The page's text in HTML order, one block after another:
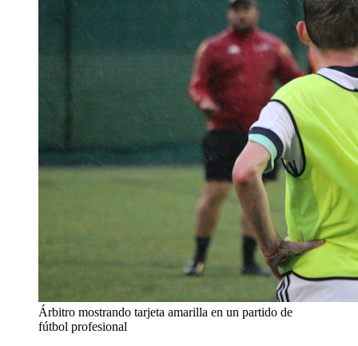
Árbitro mostrando tarjeta amarilla en un partido de
fútbol profesional